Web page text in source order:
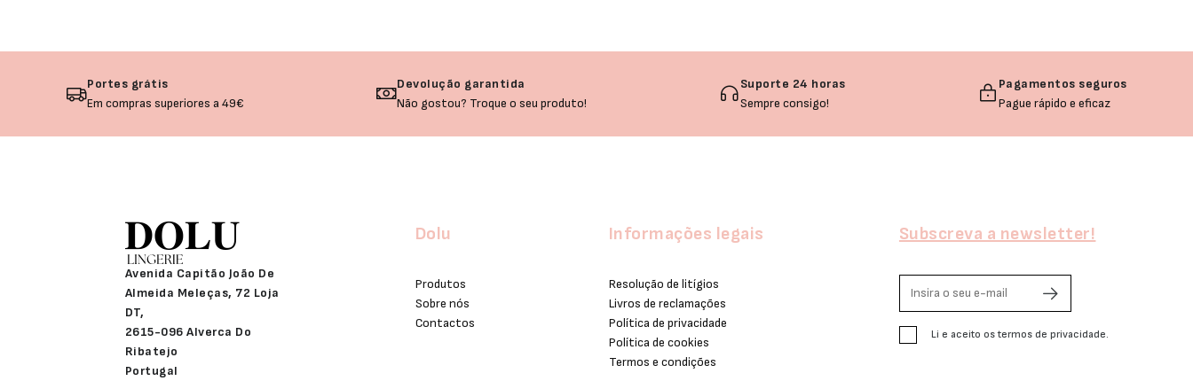
Portes grátis
Em compras superiores a 49€
Devolução garantida
Não gostou? Troque o seu produto!
Suporte 24 horas
Sempre consigo!
Pagamentos seguros
Pague rápido e eficaz
Avenida Capitão João De
Almeida Meleças, 72 Loja
DT,
2615-096 Alverca Do
Ribatejo
Portugal
Dolu
Produtos
Sobre nós
Contactos
Informações legais
Resolução de litígios
Livros de reclamações
Política de privacidade
Política de cookies
Termos e condições
Subscreva a newsletter!
Li e aceito os termos de privacidade.